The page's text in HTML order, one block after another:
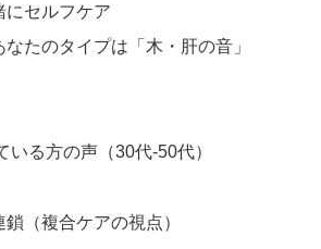
にセルフケア
たのタイプは「木・肝の音」
る方の声（30代-50代）
（複合ケアの視点）